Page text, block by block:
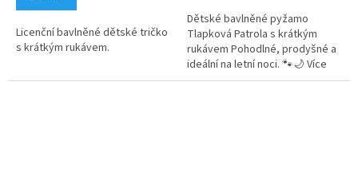
Licenční bavlněné dětské tričko
s krátkým rukávem.
5
hvězdiček.
Dětské bavlněné pyžamo
Tlapková Patrola s krátkým
rukávem Pohodlné, prodyšné a
ideální na letní noci. 🐾🌙 Více
produktů s motivem